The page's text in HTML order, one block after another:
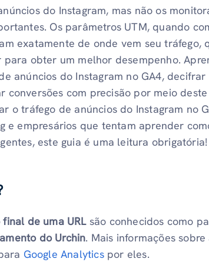
do Instagram, mas não os
Os parâmetros UTM, quando
exatamente de onde vem seu tráfego,
obter um melhor desempenho.
anúncios do Instagram no GA4, decifrar
conversões com precisão por meio
o tráfego de anúncios do Instagram no
e empresários que tentam aprender
este guia é uma leitura obrigatória!
de uma URLsão conhecidos como
do Urchin. Mais informações sobre
Google Analyticspor eles.